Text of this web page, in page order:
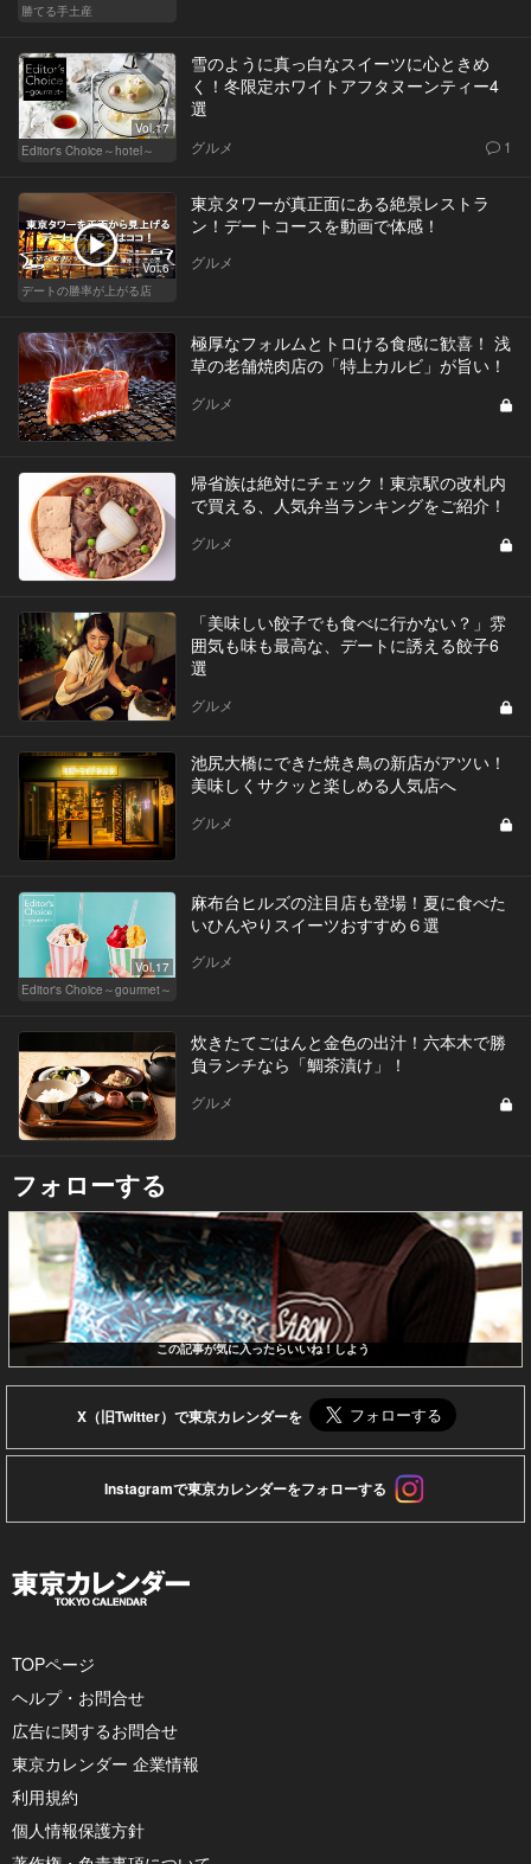
勝てる手土産
Vol.17
Editor's Choice～hotel～
雪のように真っ白なスイーツに心ときめ
く！冬限定ホワイトアフタヌーンティー4
選
グルメ 1
Vol.6
デートの勝率が上がる店
東京タワーが真正面にある絶景レストラ
ン！デートコースを動画で体感！
グルメ
極厚なフォルムとトロける食感に歓喜！ 浅
草の老舗焼肉店の「特上カルビ」が旨い！
グルメ
帰省族は絶対にチェック！東京駅の改札内
で買える、人気弁当ランキングをご紹介！
グルメ
「美味しい餃子でも食べに行かない？」雰
囲気も味も最高な、デートに誘える餃子6
選
グルメ
池尻大橋にできた焼き鳥の新店がアツい！
美味しくサクッと楽しめる人気店へ
グルメ
Vol.17
Editor's Choice～gourmet～
麻布台ヒルズの注目店も登場！夏に食べた
いひんやりスイーツおすすめ６選
グルメ
炊きたてごはんと金色の出汁！六本木で勝
負ランチなら「鯛茶漬け」！
グルメ
フォローする
この記事が気に入ったらいいね！しよう
X（旧Twitter）で東京カレンダーを
Instagramで東京カレンダーをフォローする
TOPページ
ヘルプ・お問合せ
広告に関するお問合せ
東京カレンダー 企業情報
利用規約
個人情報保護方針